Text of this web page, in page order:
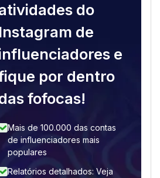
do
Instagram de
e
por dentro
fofocas!
Mais de 100.000 das contas
de influenciadores mais
populares
Relatórios detalhados: Veja